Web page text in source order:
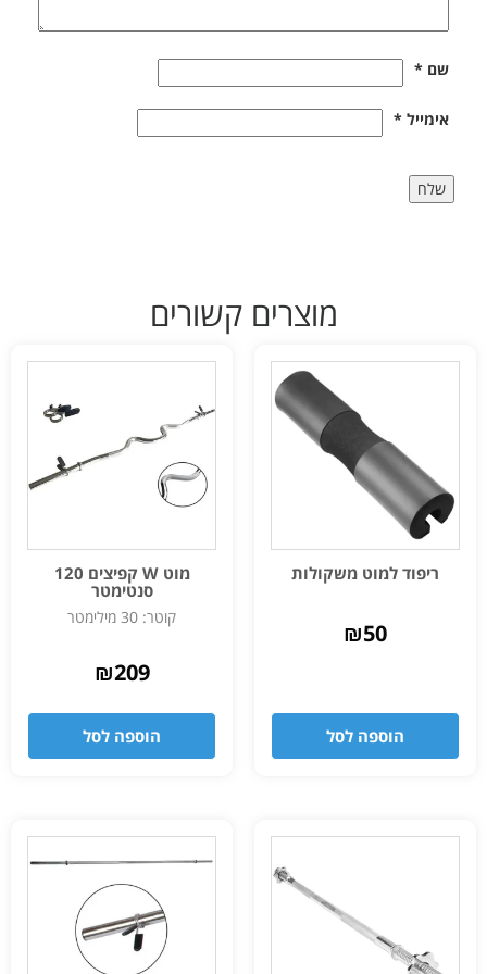
שם *
אימייל *
מוצרים קשורים
ריפוד למוט משקולות
₪50
הוספה לסל
מוט W קפיצים 120
סנטימטר
קוטר: 30 מילימטר
₪209
הוספה לסל